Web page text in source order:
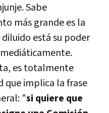
Sabe
más grande es la
diluido está su poder
es totalmente
que implica la frase
"si quiere que